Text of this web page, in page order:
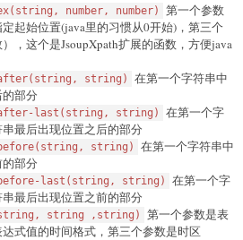
number, number)
第一个参数
起始位置(java里的习惯从0开始)，第三个
，这个是JsoupXpath扩展的函数，方便java
string)
在第一个字符串中
部分
last(string, string)
在第一个字
最后出现位置之后的部分
string)
在第一个字符串中
部分
last(string, string)
在第一个字
最后出现位置之前的部分
string ,string)
第一个参数是表
式值的时间格式，第三个参数是时区